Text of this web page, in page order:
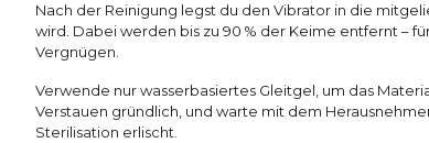
Nach der Reinigung legst du den Vibrator in die
wird. Dabei werden bis zu 90 % der Keime entfernt –
Vergnügen.
Verwende nur wasserbasiertes Gleitgel, um das
Verstauen gründlich, und warte mit dem
Sterilisation erlischt.